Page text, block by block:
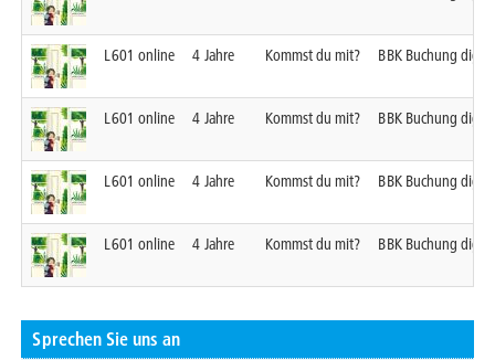
L601 online 4 Jahre Kommst du mit? BBK Buchung
L601 online 4 Jahre Kommst du mit? BBK Buchung
L601 online 4 Jahre Kommst du mit? BBK Buchung
L601 online 4 Jahre Kommst du mit? BBK Buchung
Sprechen Sie uns an